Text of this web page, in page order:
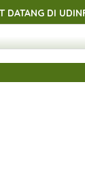
DI
DI
DI